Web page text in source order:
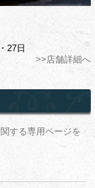
27日
>>店舗詳細へ
する専用ページを